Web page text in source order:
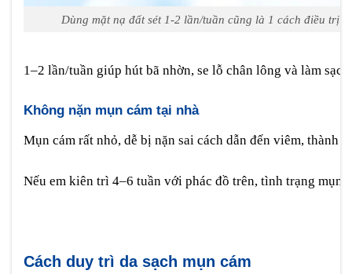
Dùng mặt nạ đất sét 1-2 lần/tuần cũng là 1 cách điều trị
1–2 lần/tuần giúp hút bã nhờn, se lỗ chân lông và làm sạch
Không nặn mụn cám tại nhà
Mụn cám rất nhỏ, dễ bị nặn sai cách dẫn đến viêm, thành
Nếu em kiên trì 4–6 tuần với phác đồ trên, tình trạng mụn
Cách duy trì da sạch mụn cám